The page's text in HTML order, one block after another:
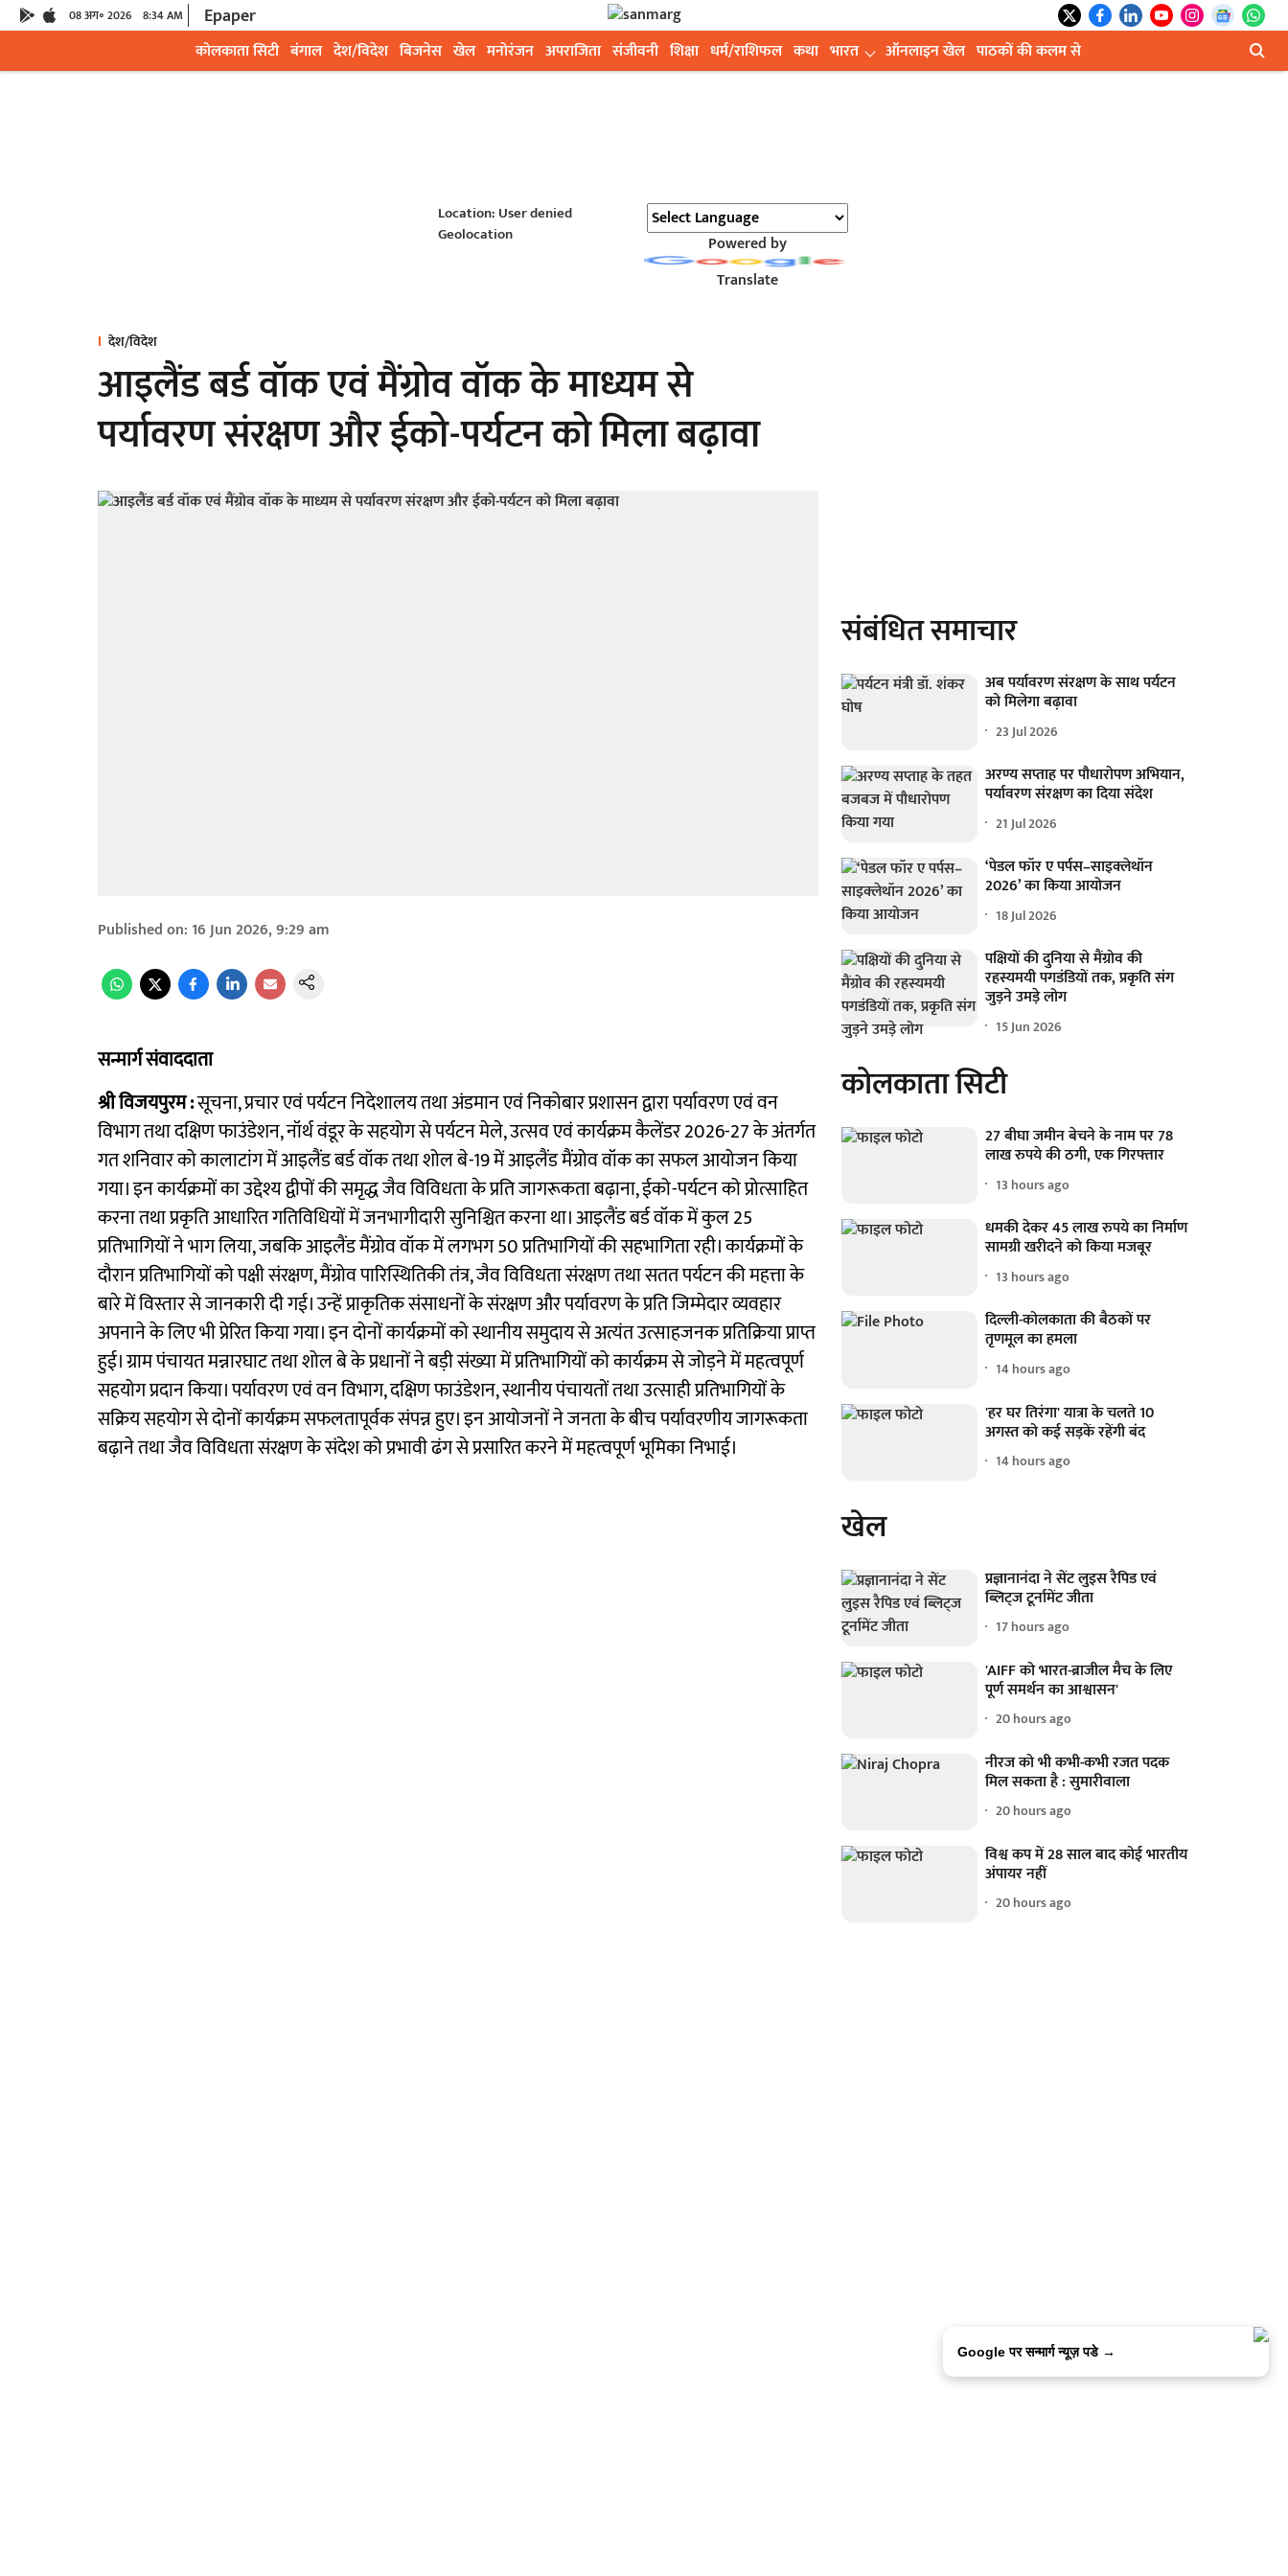
08 अग॰ 2026 8:34 AM Epaper
कोलकाता सिटी बंगाल देश/विदेश बिजनेस खेल मनोरंजन अपराजिता संजीवनी शिक्षा धर्म/राशिफल कथा भारत ऑनलाइन खेल पाठकों की कलम से
Location: User denied
Geolocation
Powered by
Translate
देश/विदेश
आइलैंड बर्ड वॉक एवं मैंग्रोव वॉक के माध्यम से
पर्यावरण संरक्षण और ईको-पर्यटन को मिला बढ़ावा
Published on: 16 Jun 2026, 9:29 am
सन्मार्ग संवाददाता
श्री विजयपुरम :सूचना, प्रचार एवं पर्यटन निदेशालय तथा अंडमान एवं निकोबार प्रशासन द्वारा पर्यावरण एवं वन
विभाग तथा दक्षिण फाउंडेशन, नॉर्थ वंडूर के सहयोग से पर्यटन मेले, उत्सव एवं कार्यक्रम कैलेंडर 2026-27 के अंतर्गत
गत शनिवार को कालाटांग में आइलैंड बर्ड वॉक तथा शोल बे-19 में आइलैंड मैंग्रोव वॉक का सफल आयोजन किया
गया। इन कार्यक्रमों का उद्देश्य द्वीपों की समृद्ध जैव विविधता के प्रति जागरूकता बढ़ाना, ईको-पर्यटन को प्रोत्साहित
करना तथा प्रकृति आधारित गतिविधियों में जनभागीदारी सुनिश्चित करना था। आइलैंड बर्ड वॉक में कुल 25
प्रतिभागियों ने भाग लिया, जबकि आइलैंड मैंग्रोव वॉक में लगभग 50 प्रतिभागियों की सहभागिता रही। कार्यक्रमों के
दौरान प्रतिभागियों को पक्षी संरक्षण, मैंग्रोव पारिस्थितिकी तंत्र, जैव विविधता संरक्षण तथा सतत पर्यटन की महत्ता के
बारे में विस्तार से जानकारी दी गई। उन्हें प्राकृतिक संसाधनों के संरक्षण और पर्यावरण के प्रति जिम्मेदार व्यवहार
अपनाने के लिए भी प्रेरित किया गया। इन दोनों कार्यक्रमों को स्थानीय समुदाय से अत्यंत उत्साहजनक प्रतिक्रिया प्राप्त
हुई। ग्राम पंचायत मन्नारघाट तथा शोल बे के प्रधानों ने बड़ी संख्या में प्रतिभागियों को कार्यक्रम से जोड़ने में महत्वपूर्ण
सहयोग प्रदान किया। पर्यावरण एवं वन विभाग, दक्षिण फाउंडेशन, स्थानीय पंचायतों तथा उत्साही प्रतिभागियों के
सक्रिय सहयोग से दोनों कार्यक्रम सफलतापूर्वक संपन्न हुए। इन आयोजनों ने जनता के बीच पर्यावरणीय जागरूकता
बढ़ाने तथा जैव विविधता संरक्षण के संदेश को प्रभावी ढंग से प्रसारित करने में महत्वपूर्ण भूमिका निभाई।
संबंधित समाचार
अब पर्यावरण संरक्षण के साथ पर्यटन
को मिलेगा बढ़ावा
23 Jul 2026
अरण्य सप्ताह पर पौधारोपण अभियान,
पर्यावरण संरक्षण का दिया संदेश
21 Jul 2026
‘पेडल फॉर ए पर्पस–साइक्लेथॉन
2026’ का किया आयोजन
18 Jul 2026
पक्षियों की दुनिया से मैंग्रोव की
रहस्यमयी पगडंडियों तक, प्रकृति संग
जुड़ने उमड़े लोग
15 Jun 2026
कोलकाता सिटी
27 बीघा जमीन बेचने के नाम पर 78
लाख रुपये की ठगी, एक गिरफ्तार
13 hours ago
धमकी देकर 45 लाख रुपये का निर्माण
सामग्री खरीदने को किया मजबूर
13 hours ago
दिल्ली-कोलकाता की बैठकों पर
तृणमूल का हमला
14 hours ago
'हर घर तिरंगा' यात्रा के चलते 10
अगस्त को कई सड़कें रहेंगी बंद
14 hours ago
खेल
प्रज्ञानानंदा ने सेंट लुइस रैपिड एवं
ब्लिट्ज टूर्नामेंट जीता
17 hours ago
'AIFF को भारत-ब्राजील मैच के लिए
पूर्ण समर्थन का आश्वासन'
20 hours ago
नीरज को भी कभी-कभी रजत पदक
मिल सकता है : सुमारीवाला
20 hours ago
विश्व कप में 28 साल बाद कोई भारतीय
अंपायर नहीं
20 hours ago
Google पर सन्मार्ग न्यूज़ पडे →